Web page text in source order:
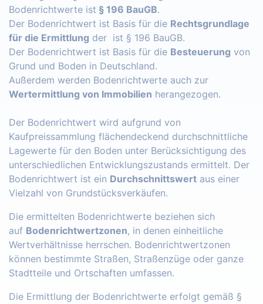
Bodenrichtwerte ist § 196 BauGB.
Der Bodenrichtwert ist Basis für die Rechtsgrundlage
für die Ermittlung der ist § 196 BauGB.
Der Bodenrichtwert ist Basis für die Besteuerung von
Grund und Boden in Deutschland.
Außerdem werden Bodenrichtwerte auch zur
Wertermittlung von Immobilien herangezogen.
Der Bodenrichtwert wird aufgrund von
Kaufpreissammlung flächendeckend durchschnittliche
Lagewerte für den Boden unter Berücksichtigung des
unterschiedlichen Entwicklungszustands ermittelt. Der
Bodenrichtwert ist ein Durchschnittswert aus einer
Vielzahl von Grundstücksverkäufen.
Die ermittelten Bodenrichtwerte beziehen sich
auf Bodenrichtwertzonen, in denen einheitliche
Wertverhältnisse herrschen. Bodenrichtwertzonen
können bestimmte Straßen, Straßenzüge oder ganze
Stadtteile und Ortschaften umfassen.
Die Ermittlung der Bodenrichtwerte erfolgt gemäß §